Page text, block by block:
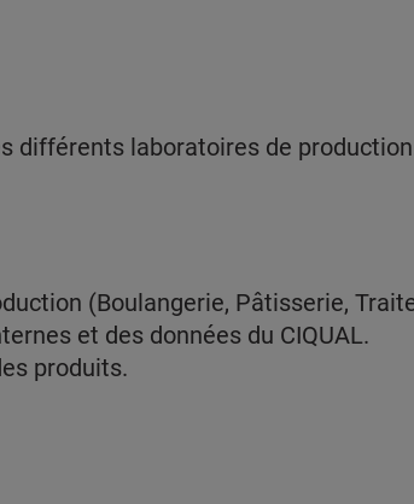
différents laboratoires de
(Boulangerie, Pâtisserie,
et des données du CIQUAL.
produits.